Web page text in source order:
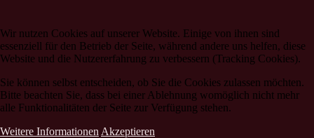
Wir nutzen Cookies auf unserer Website. Einige von ihnen sind
essenziell für den Betrieb der Seite, während andere uns helfen, diese
Website und die Nutzererfahrung zu verbessern (Tracking Cookies).
Sie können selbst entscheiden, ob Sie die Cookies zulassen möchten.
Bitte beachten Sie, dass bei einer Ablehnung womöglich nicht mehr
alle Funktionalitäten der Seite zur Verfügung stehen.
Weitere Informationen Akzeptieren